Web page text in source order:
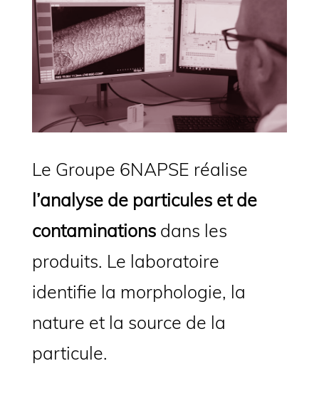
Le Groupe 6NAPSE réalise
l’analyse de particules et de
contaminationsdans les
produits. Le laboratoire
identifie la morphologie, la
nature et la source de la
particule.